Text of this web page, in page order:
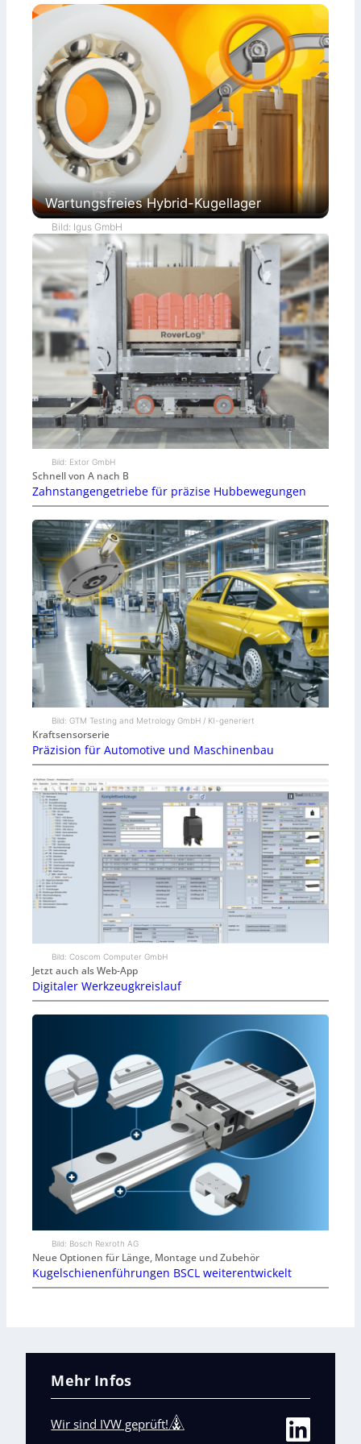
Wartungsfreies Hybrid-Kugellager
Bild: Igus GmbH
Bild: Extor GmbH
Schnell von A nach B
Zahnstangengetriebe für präzise Hubbewegungen
Bild: GTM Testing and Metrology GmbH / KI-generiert
Kraftsensorserie
Präzision für Automotive und Maschinenbau
Bild: Coscom Computer GmbH
Jetzt auch als Web-App
Digitaler Werkzeugkreislauf
Bild: Bosch Rexroth AG
Neue Optionen für Länge, Montage und Zubehör
Kugelschienenführungen BSCL weiterentwickelt
Mehr Infos
Wir sind IVW geprüft!